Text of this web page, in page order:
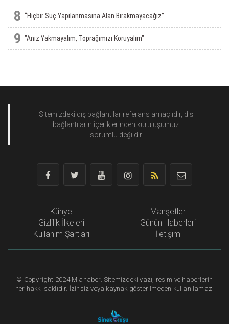
8 “Hiçbir Suç Yapılanmasına Alan Bırakmayacağız”
9 "Anız Yakmayalım, Toprağımızı Koruyalım"
Sitemizdeki dış bağlantılar referans amaçlıdır, dış
bağlantıların içeriklerinden kuruluşumuz
sorumlu değildir
Künye
Gizlilik İlkeleri
Kullanım Şartları
Manşetler
Günün Haberleri
İletişim
© Copyright 2024 Miahaber. Sitemizdeki yazı, resim ve haberlerin
her hakkı saklıdır. İzinsiz veya kaynak gösterilmeden kullanılamaz.